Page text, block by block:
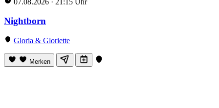
07.08.2026 · 21:15 Uhr
Nightborn
Gloria & Gloriette
Merken